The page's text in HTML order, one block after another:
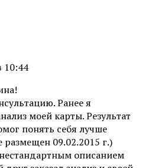
10:44
Ранее я
моей карты. Результат
понять себя лучше
размещен 09.02.2015 г.)
описанием